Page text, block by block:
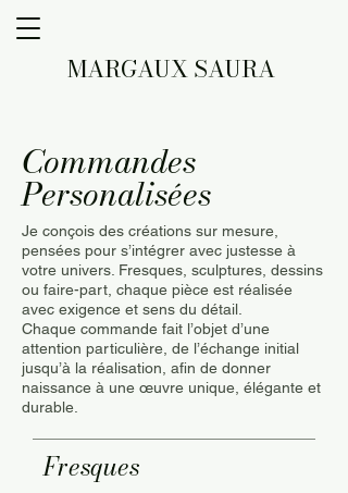
MARGAUX SAURA
Commandes
Personalisées
Je conçois des créations sur mesure,
pensées pour s’intégrer avec justesse à
votre univers. Fresques, sculptures, dessins
ou faire-part, chaque pièce est réalisée
avec exigence et sens du détail.
Chaque commande fait l’objet d’une
attention particulière, de l’échange initial
jusqu’à la réalisation, afin de donner
naissance à une œuvre unique, élégante et
durable.
Fresques